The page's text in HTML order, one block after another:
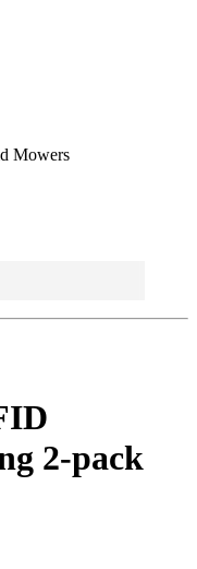
Mowers
2-pack